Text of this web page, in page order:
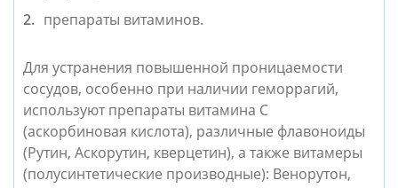
препараты витаминов.
Для устранения повышенной проницаемости
сосудов, особенно при наличии геморрагий,
используют препараты витамина С
(аскорбиновая кислота), различные флавоноиды
(Рутин, Аскорутин, кверцетин), а также витамеры
(полусинтетические производные): Венорутон,